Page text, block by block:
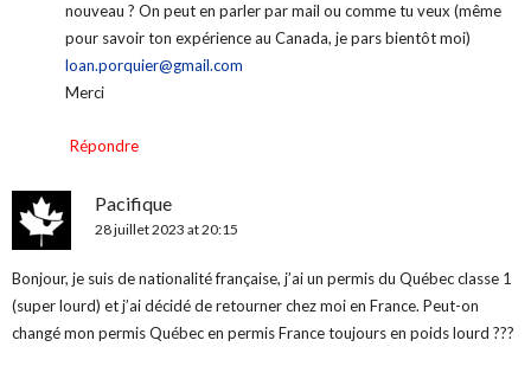
nouveau ? On peut en parler par mail ou comme tu veux (même
pour savoir ton expérience au Canada, je pars bientôt moi)
loan.porquier@gmail.com
Merci
Répondre
Pacifique
28 juillet 2023 at 20:15
Bonjour, je suis de nationalité française, j’ai un permis du Québec classe 1
(super lourd) et j’ai décidé de retourner chez moi en France. Peut-on
changé mon permis Québec en permis France toujours en poids lourd ???